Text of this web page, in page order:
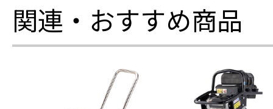
関連・おすすめ商品